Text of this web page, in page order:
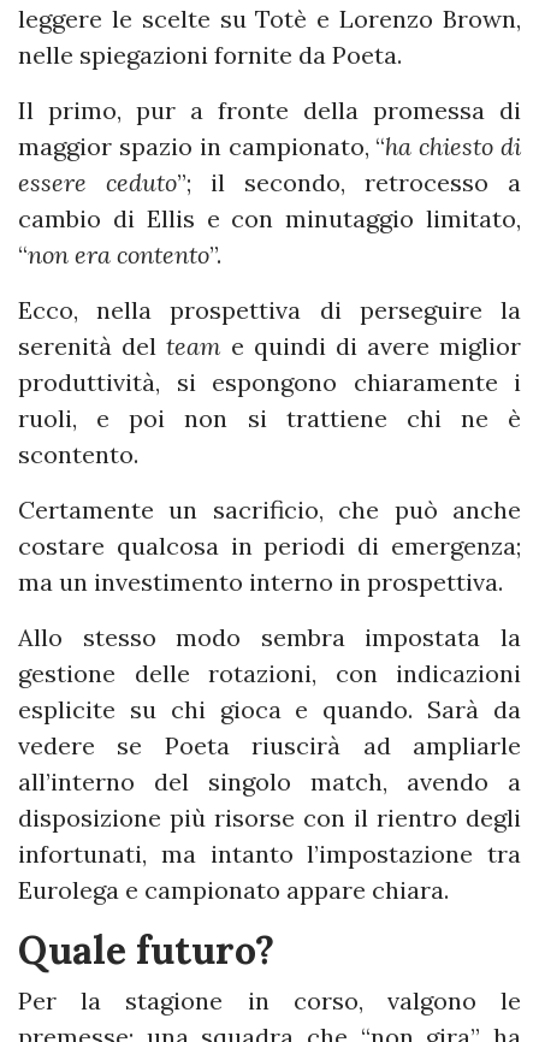
leggere le scelte su Totè e Lorenzo Brown,
nelle spiegazioni fornite da Poeta.
Il primo, pur a fronte della promessa di
maggior spazio in campionato, “ha chiesto di
essere ceduto”; il secondo, retrocesso a
cambio di Ellis e con minutaggio limitato,
“non era contento”.
Ecco, nella prospettiva di perseguire la
serenità del team e quindi di avere miglior
produttività, si espongono chiaramente i
ruoli, e poi non si trattiene chi ne è
scontento.
Certamente un sacrificio, che può anche
costare qualcosa in periodi di emergenza;
ma un investimento interno in prospettiva.
Allo stesso modo sembra impostata la
gestione delle rotazioni, con indicazioni
esplicite su chi gioca e quando. Sarà da
vedere se Poeta riuscirà ad ampliarle
all’interno del singolo match, avendo a
disposizione più risorse con il rientro degli
infortunati, ma intanto l’impostazione tra
Eurolega e campionato appare chiara.
Quale futuro?
Per la stagione in corso, valgono le